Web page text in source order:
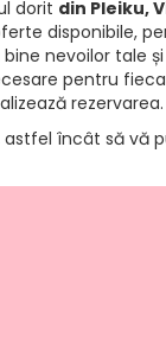
dorit din Pleiku,
disponibile,
nevoilor tale
pentru
astfel încât să vă